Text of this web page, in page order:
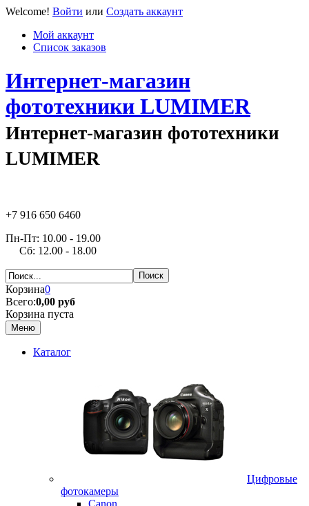
Welcome! Войти или Создать аккаунт
Мой аккаунт
Список заказов
Интернет-магазин
фототехники LUMIMER
Интернет-магазин фототехники
LUMIMER
+7 916 650 6460
Пн-Пт: 10.00 - 19.00
Сб: 12.00 - 18.00
Корзина0
Всего:0,00 руб
Корзина пуста
Меню
Каталог
Цифровые
фотокамеры
Canon